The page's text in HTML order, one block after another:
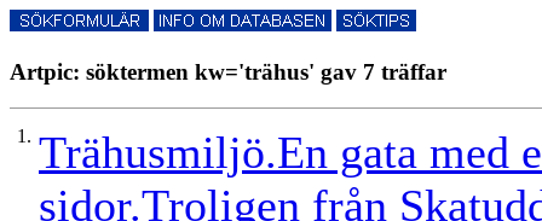
Artpic: söktermen kw='trähus' gav 7 träffar
1. Trähusmiljö.En gata med
sidor.Troligen från